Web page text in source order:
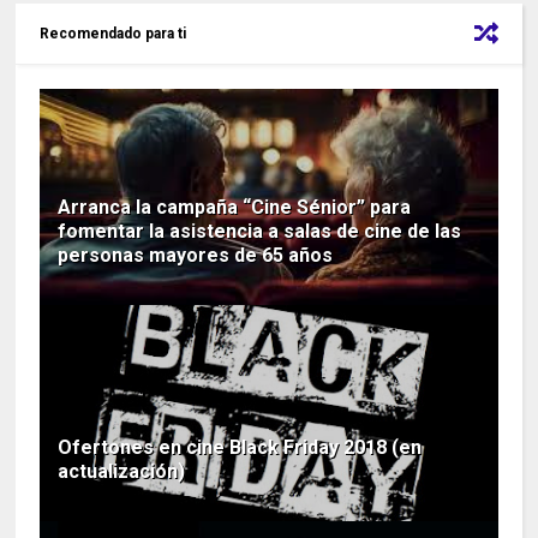
Recomendado para ti
Arranca la campaña “Cine Sénior” para
fomentar la asistencia a salas de cine de las
personas mayores de 65 años
Ofertones en cine Black Friday 2018 (en
actualización)